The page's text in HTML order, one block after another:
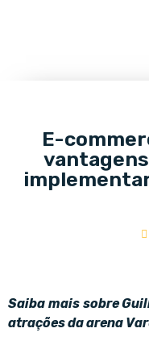
E-
Saiba mais sobre
atrações da arena